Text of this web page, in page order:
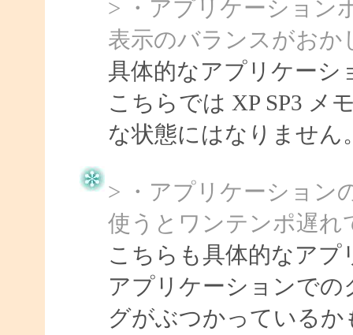
> ・アプリケーション
表示のバランスがおか
具体的なアプリケーシ
こちらでは XP SP3 メ
な状態にはなりません
> ・アプリケーション
使うとワンテンポ遅れ
こちらも具体的なア
アプリケーションで
グがぶつかっている